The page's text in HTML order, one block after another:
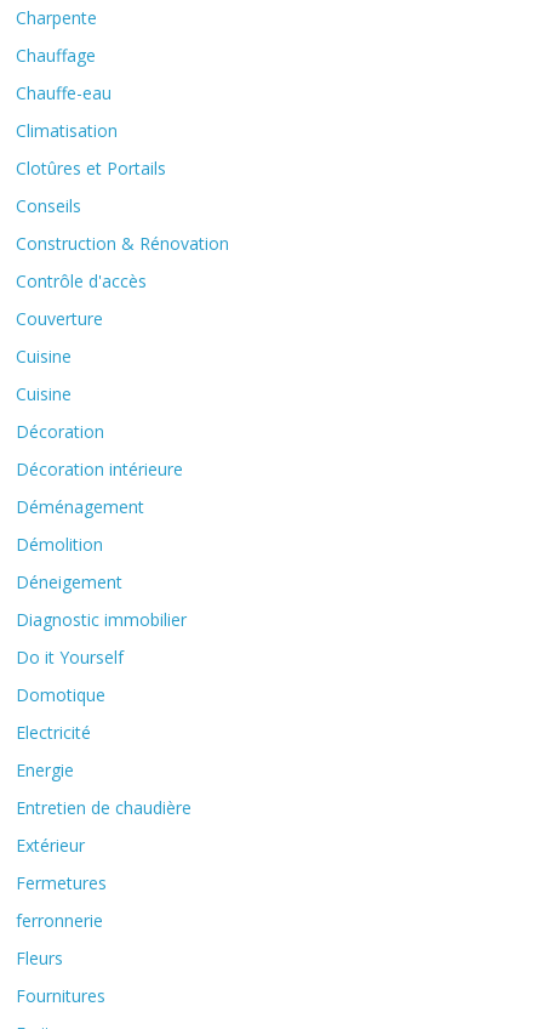
Charpente
Chauffage
Chauffe-eau
Climatisation
Clotûres et Portails
Conseils
Construction & Rénovation
Contrôle d'accès
Couverture
Cuisine
Cuisine
Décoration
Décoration intérieure
Déménagement
Démolition
Déneigement
Diagnostic immobilier
Do it Yourself
Domotique
Electricité
Energie
Entretien de chaudière
Extérieur
Fermetures
ferronnerie
Fleurs
Fournitures